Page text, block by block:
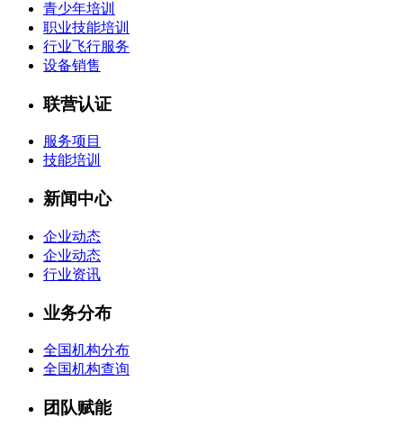
青少年培训
职业技能培训
行业飞行服务
设备销售
联营认证
服务项目
技能培训
新闻中心
企业动态
企业动态
行业资讯
业务分布
全国机构分布
全国机构查询
团队赋能